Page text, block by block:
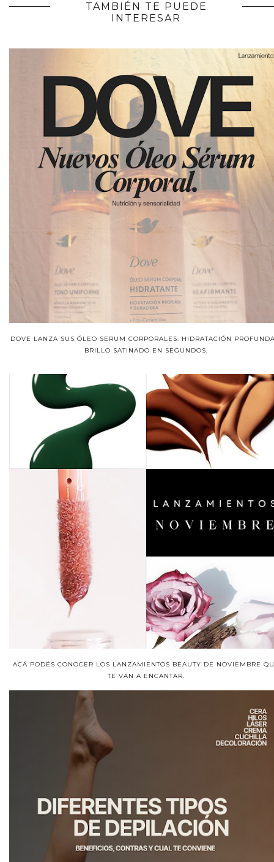
TAMBIÉN TE PUEDE
INTERESAR
DOVE LANZA SUS ÓLEO SERUM CORPORALES: HIDRATACIÓN
BRILLO SATINADO EN SEGUNDOS.
ACÁ PODÉS CONOCER LOS LANZAMIENTOS BEAUTY DE NOVIEMBRE
TE VAN A ENCANTAR.